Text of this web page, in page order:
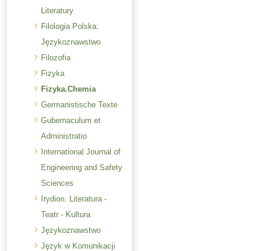
Literatury
Filologia Polska:
Językoznawstwo
Filozofia
Fizyka
Fizyka.Chemia
Germanistische Texte
Gubernaculum et
Administratio
International Journal of
Engineering and Safety
Sciences
Irydion. Literatura -
Teatr - Kultura
Językoznawstwo
Język w Komunikacji